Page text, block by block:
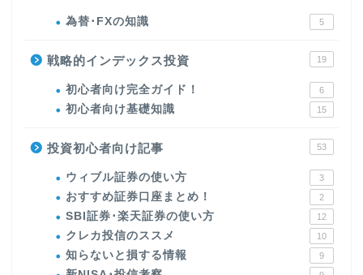
為替･FXの知識 5
戦略的インデックス投資 19
初心者向け完全ガイド！ 6
初心者向け基礎知識 15
投資初心者向け記事 53
ウィブル証券の使い方 3
おすすめ証券口座まとめ！ 2
SBI証券･楽天証券の使い方 12
クレカ投信のススメ 10
知らないと損する情報 9